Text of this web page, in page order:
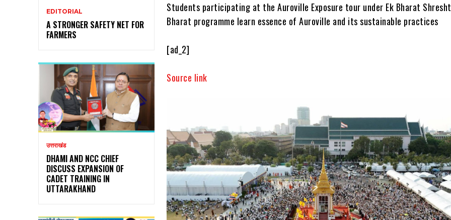
EDITORIAL
A STRONGER SAFETY NET FOR
FARMERS
उत्तराखंड
DHAMI AND NCC CHIEF
DISCUSS EXPANSION OF
CADET TRAINING IN
UTTARAKHAND
Students participating at the Auroville Exposure tour under Ek Bharat
Bharat programme learn essence of Auroville and its sustainable practices
[ad_2]
Source link